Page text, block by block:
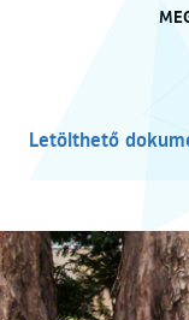
Letölthető